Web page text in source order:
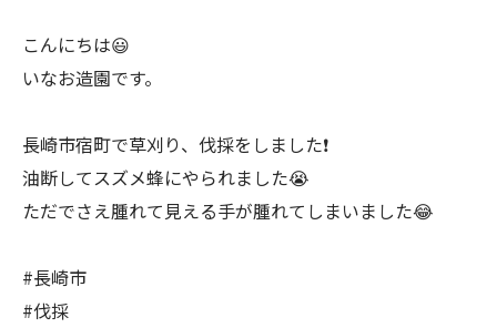
こんにちは😃
いなお造園です。
長崎市宿町で草刈り、伐採をしました❗️
油断してスズメ蜂にやられました😭
ただでさえ腫れて見える手が腫れてしまいました😂
#長崎市
#伐採